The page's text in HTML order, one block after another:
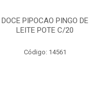
DOCE PIPOCAO PINGO DE
LEITE POTE C/20
Código: 14561